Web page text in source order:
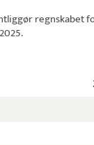
regnskabet